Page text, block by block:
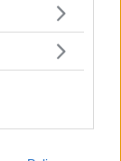
Google
may click to
Google
som
men endast
att redovisa
i